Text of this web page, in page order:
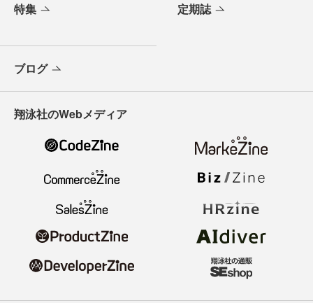
特集 定期誌
ブログ
翔泳社のWebメディア